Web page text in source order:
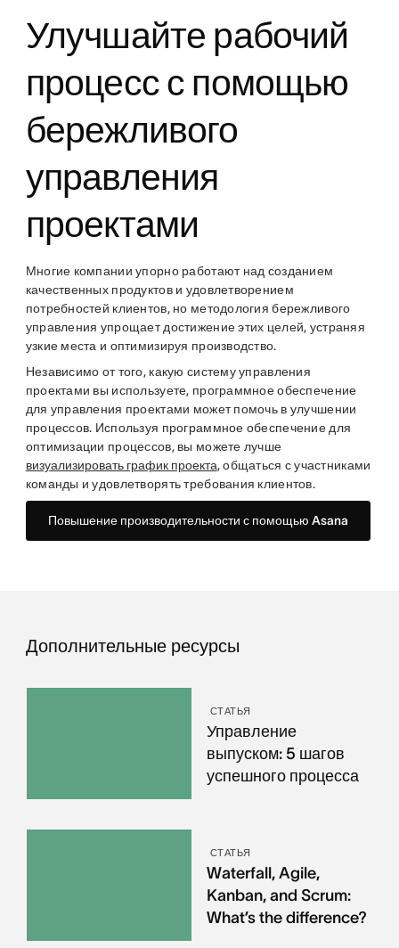
Улучшайте рабочий
процесс с помощью
бережливого
управления
проектами
Многие компании упорно работают над созданием
качественных продуктов и удовлетворением
потребностей клиентов, но методология бережливого
управления упрощает достижение этих целей, устраняя
узкие места и оптимизируя производство.
Независимо от того, какую систему управления
проектами вы используете, программное обеспечение
для управления проектами может помочь в улучшении
процессов. Используя программное обеспечение для
оптимизации процессов, вы можете лучше
визуализировать график проекта, общаться с участниками
команды и удовлетворять требования клиентов.
Повышение производительности с помощью Asana
Дополнительные ресурсы
СТАТЬЯ
Управление
выпуском: 5 шагов
успешного процесса
СТАТЬЯ
Waterfall, Agile,
Kanban, and Scrum:
What’s the difference?